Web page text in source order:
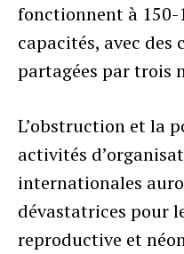
fonctionnent à 150-
capacités, avec des
partagées par trois
L’obstruction et la
activités
internationales
dévastatrices pour
reproductive et